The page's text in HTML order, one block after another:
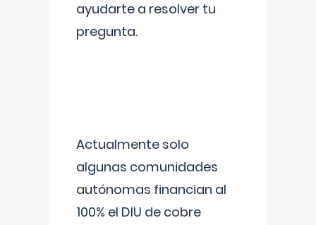
ayudarte a resolver tu
pregunta.
Actualmente solo
algunas comunidades
autónomas financian al
100% el DIU de cobre